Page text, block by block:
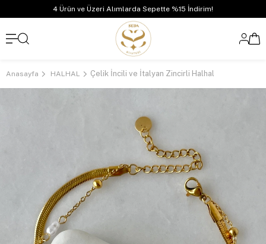
4 Ürün ve Üzeri Alımlarda Sepette %15 İndirim!
Anasayfa HALHAL Çelik İncili ve İtalyan Zincirli Halhal